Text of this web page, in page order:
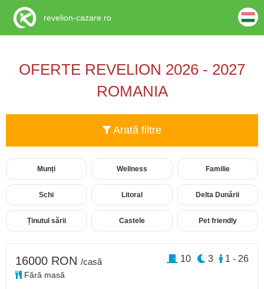
OFERTE REVELION 2026 - 2027
ROMANIA
Arată filtre
Munți Wellness Familie
Schi Litoral Delta Dunării
Ținutul sării Castele Pet friendly
16000 RON /casă
Fără masă
1 - 26
3
10
revelion-cazare.ro